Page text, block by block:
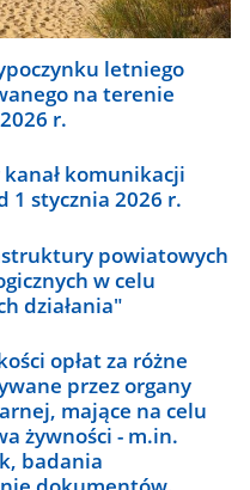
letniego
na terenie
r.
komunikacji
1 stycznia 2026 r.
powiatowych
w celu
działania"
opłat za różne
przez organy
mające na celu
żywności - m.in.
badania